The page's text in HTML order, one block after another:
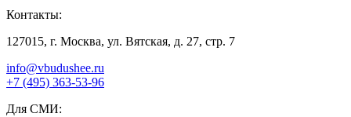
Контакты:
127015, г. Москва, ул. Вятская, д. 27, стр. 7
info@vbudushee.ru
+7 (495) 363-53-96
Для СМИ: